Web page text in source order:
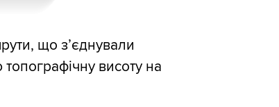
що з’єднували
висоту на